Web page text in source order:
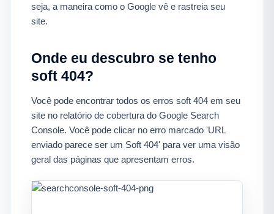
seja, a maneira como o Google vê e rastreia seu
site.
Onde eu descubro se tenho
soft 404?
Você pode encontrar todos os erros soft 404 em seu
site no relatório de cobertura do Google Search
Console. Você pode clicar no erro marcado 'URL
enviado parece ser um Soft 404' para ver uma visão
geral das páginas que apresentam erros.